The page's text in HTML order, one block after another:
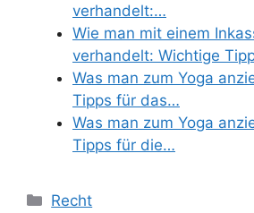
verhandelt:…
Wie man mit einem
verhandelt: Wichtige
Was man zum Yoga
Tipps für das…
Was man zum Yoga
Tipps für die…
Categories
Recht